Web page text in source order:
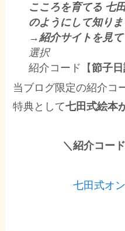
こころを育てる 七
のようにして知り
→紹介サイトを見て
選択
紹介コード【節子
当ブログ限定の紹介コ
特典として七田式絵本
＼紹介コー
七田式オ